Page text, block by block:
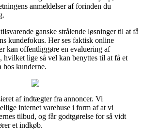
anmeldelser af forinden du
ganske strålende løsninger til at få
kundefokus. Her ses faktisk online
kan offentliggøre en evaluering af
hvilket lige så vel kan benyttes til at få et
kunderne.
af indtægter fra annoncer. Vi
internet varehuse i form af at vi
tilbud, og får godtgørelse for så vidt
et indkøb.